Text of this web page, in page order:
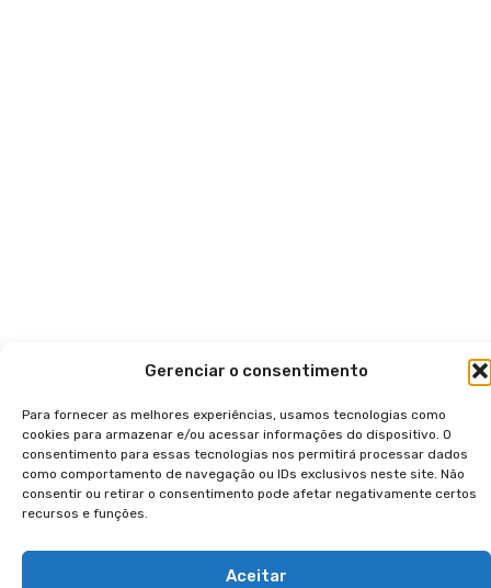
Gerenciar o consentimento
Para fornecer as melhores experiências, usamos tecnologias como
cookies para armazenar e/ou acessar informações do dispositivo. O
consentimento para essas tecnologias nos permitirá processar dados
como comportamento de navegação ou IDs exclusivos neste site. Não
consentir ou retirar o consentimento pode afetar negativamente certos
recursos e funções.
Aceitar